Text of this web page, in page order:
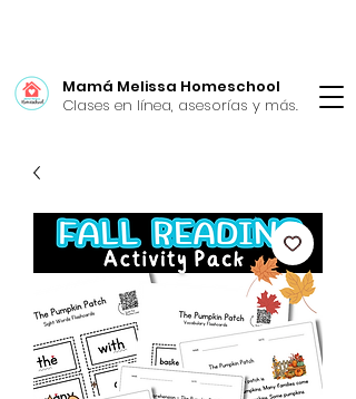
Mamá Melissa Homeschool
Clases en línea, asesorías y más.